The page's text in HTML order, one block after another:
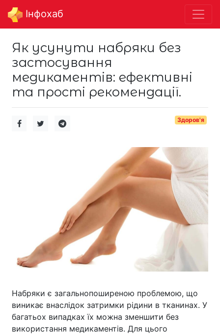
Інфохаб
Як усунути набряки без
застосування
медикаментів: ефективні
та прості рекомендації.
Здоров'я
Набряки є загальнопоширеною проблемою, що
виникає внаслідок затримки рідини в тканинах. У
багатьох випадках їх можна зменшити без
використання медикаментів. Для цього